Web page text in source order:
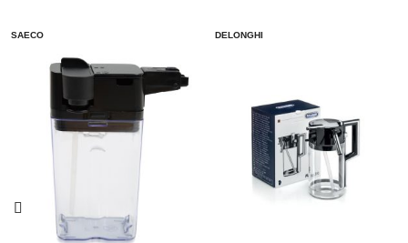
ECAM 25.120.SB
DeLonghi ECAM23420SW ECAM 23.420.SW
DeLonghi ECAM23210B ECAM 23.210.B
DeLonghi ECAM25120B
ECAM 25.120.B
SAECO DELONGHI